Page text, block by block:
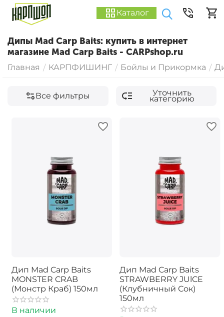
Каталог
Дипы Mad Carp Baits: купить в интернет
магазине Mad Carp Baits - CARPshop.ru
Главная / КАРПФИШИНГ / Бойлы и Прикормка /
Все фильтры Уточнить
категорию
Дип Mad Carp Baits
MONSTER CRAB
(Монстр Краб) 150мл
В наличии
Дип Mad Carp Baits
STRAWBERRY JUlCE
(Клубничный Сок)
150мл